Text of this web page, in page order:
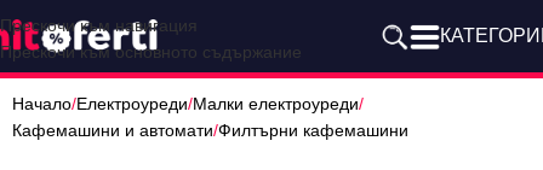
Прескочи към навигация
Прескочи към основното съдържание
Начало/Електроуреди/Малки електроуреди/
Кафемашини и автомати/Филтърни кафемашини